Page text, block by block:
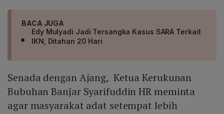
BACA JUGA
Edy Mulyadi Jadi Tersangka Kasus SARA Terkait
IKN, Ditahan 20 Hari
Senada dengan Ajang, Ketua Kerukunan
Bubuhan Banjar Syarifuddin HR meminta
agar masyarakat adat setempat lebih